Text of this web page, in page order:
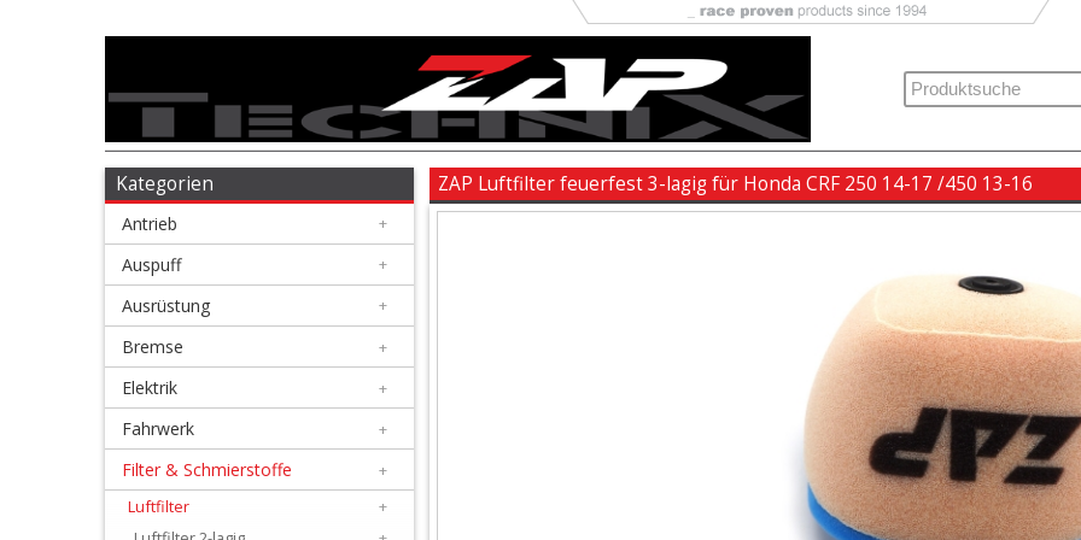
Antrieb
Auspuff
Ausrüstung
Bremse
Elektrik
Fahrwerk
Kategorien
Antrieb +
Auspuff +
Ausrüstung +
Bremse +
Elektrik +
Fahrwerk +
Filter & Schmierstoffe
+
Luftfilter
+
ZAP Luftfilter feuerfest 3-lagig für Honda CRF 250 14-17 /450 13-16